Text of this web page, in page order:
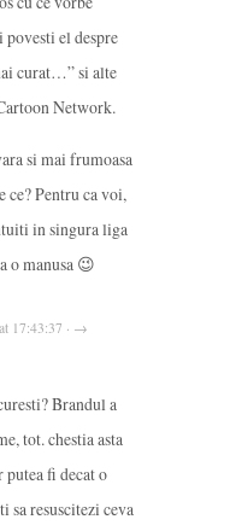
povesti el despre
curat…” si alte
Network.
si mai frumoasa
ce? Pentru ca voi,
in singura liga
o manusa 😉
17:43:37 · →
Brandul a
tot. chestia asta
putea fi decat o
sa resuscitezi ceva